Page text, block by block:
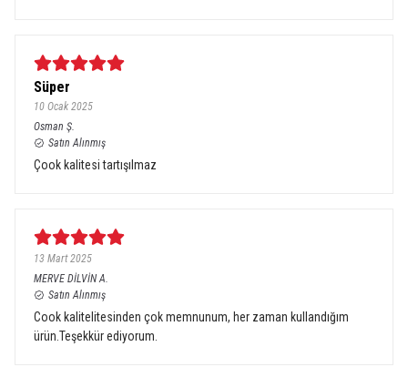
Süper
10 Ocak 2025
Osman Ş.
Satın Alınmış
Çook kalitesi tartışılmaz
13 Mart 2025
MERVE DİLVİN A.
Satın Alınmış
Cook kalitelitesinden çok memnunum, her zaman kullandığım
ürün.Teşekkür ediyorum.